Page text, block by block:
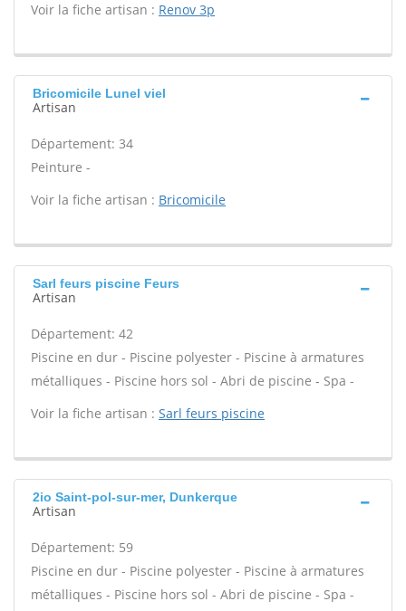
Voir la fiche artisan : Renov 3p
Bricomicile Lunel viel
Artisan
Département: 34
Peinture -
Voir la fiche artisan : Bricomicile
Sarl feurs piscine Feurs
Artisan
Département: 42
Piscine en dur - Piscine polyester - Piscine à armatures
métalliques - Piscine hors sol - Abri de piscine - Spa -
Voir la fiche artisan : Sarl feurs piscine
2io Saint-pol-sur-mer, Dunkerque
Artisan
Département: 59
Piscine en dur - Piscine polyester - Piscine à armatures
métalliques - Piscine hors sol - Abri de piscine - Spa -